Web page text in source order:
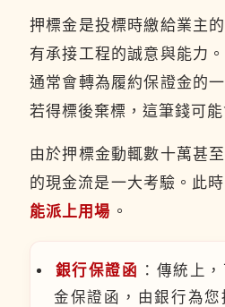
押標金是投標時繳給業主
有承接工程的誠意與能力
通常會轉為履約保證金的
若得標後棄標，這筆錢可能
由於押標金動輒數十萬甚
的現金流是一大考驗。此時
能派上用場 。
銀行保證函 ：傳統上
金保證函，由銀行為